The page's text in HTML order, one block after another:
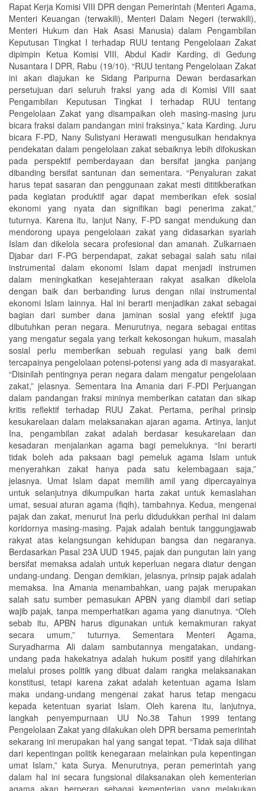
Rapat Kerja Komisi VIII DPR dengan Pemerintah (Menteri Agama,
Menteri Keuangan (terwakili), Menteri Dalam Negeri (terwakili),
Menteri Hukum dan Hak Asasi Manusia) dalam Pengambilan
Keputusan Tingkat I terhadap RUU tentang Pengelolaan Zakat
dipimpin Ketua Komisi VIII, Abdul Kadir Karding, di Gedung
Nusantara I DPR, Rabu (19/10). “RUU tentang Pengelolaan Zakat
ini akan diajukan ke Sidang Paripurna Dewan berdasarkan
persetujuan dari seluruh fraksi yang ada di Komisi VIII saat
Pengambilan Keputusan Tingkat I terhadap RUU tentang
Pengelolaan Zakat yang disampaikan oleh masing-masing juru
bicara fraksi dalam pandangan mini fraksinya,” kata Karding. Juru
bicara F-PD, Nany Sulistyani Herawati mengusulkan hendaknya
pendekatan dalam pengelolaan zakat sebaiknya lebih difokuskan
pada perspektif pemberdayaan dan bersifat jangka panjang
dibanding bersifat santunan dan sementara. “Penyaluran zakat
harus tepat sasaran dan penggunaan zakat mesti dititikberatkan
pada kegiatan produktif agar dapat memberikan efek sosial
ekonomi yang nyata dan signifikan bagi penerima zakat,”
tuturnya. Karena itu, lanjut Nany, F-PD sangat mendukung dan
mendorong upaya pengelolaan zakat yang didasarkan syariah
Islam dan dikelola secara profesional dan amanah. Zulkarnaen
Djabar dari F-PG berpendapat, zakat sebagai salah satu nilai
instrumental dalam ekonomi Islam dapat menjadi instrumen
dalam meningkatkan kesejahteraan rakyat asalkan dikelola
dengan baik dan berbanding lurus dengan nilai instrumental
ekonomi Islam lainnya. Hal ini berarti menjadikan zakat sebagai
bagian dari sumber dana jaminan sosial yang efektif juga
dibutuhkan peran negara. Menurutnya, negara sebagai entitas
yang mengatur segala yang terkait kekosongan hukum, masalah
sosial perlu memberikan sebuah regulasi yang baik demi
tercapainya pengelolaan potensi-potensi yang ada di masyarakat.
“Disinilah pentingnya peran negara dalam mengatur pengelolaan
zakat,” jelasnya. Sementara Ina Amania dari F-PDI Perjuangan
dalam pandangan fraksi mininya memberikan catatan dan sikap
kritis reflektif terhadap RUU Zakat. Pertama, perihal prinsip
kesukarelaan dalam melaksanakan ajaran agama. Artinya, lanjut
Ina, pengambilan zakat adalah berdasar kesukarelaan dan
kesadaran menjalankan agama bagi pemeluknya. “Ini berarti
tidak boleh ada paksaan bagi pemeluk agama Islam untuk
menyerahkan zakat hanya pada satu kelembagaan saja,”
jelasnya. Umat Islam dapat memilih amil yang dipercayainya
untuk selanjutnya dikumpulkan harta zakat untuk kemaslahan
umat, sesuai aturan agama (fiqih), tambahnya. Kedua, mengenai
pajak dan zakat, menurut Ina perlu didudukkan perihal ini dalam
koridornya masing-masing. Pajak adalah bentuk tanggungjawab
rakyat atas kelangsungan kehidupan bangsa dan negaranya.
Berdasarkan Pasal 23A UUD 1945, pajak dan pungutan lain yang
bersifat memaksa adalah untuk keperluan negara diatur dengan
undang-undang. Dengan demikian, jelasnya, prinsip pajak adalah
memaksa. Ina Amania menambahkan, uang pajak merupakan
salah satu sumber pemasukan APBN yang diambil dari setiap
wajib pajak, tanpa memperhatikan agama yang dianutnya. “Oleh
sebab itu, APBN harus digunakan untuk kemakmuran rakyat
secara umum,” tuturnya. Sementara Menteri Agama,
Suryadharma Ali dalam sambutannya mengatakan, undang-
undang pada hakekatnya adalah hukum positif yang dilahirkan
melalui proses politik yang dibuat dalam rangka melaksanakan
konstitusi, tetapi karena zakat adalah ketentuan agama Islam
maka undang-undang mengenai zakat harus tetap mengacu
kepada ketentuan syariat Islam. Oleh karena itu, lanjutnya,
langkah penyempurnaan UU No.38 Tahun 1999 tentang
Pengelolaan Zakat yang dilakukan oleh DPR bersama pemerintah
sekarang ini merupakan hal yang sangat tepat. “Tidak saja dilihat
dari kepentingan politik kenegaraan melainkan pula kepentingan
umat Islam,” kata Surya. Menurutnya, peran pemerintah yang
dalam hal ini secara fungsional dilaksanakan oleh kementerian
agama akan berperan sebagai kementerian yang melakukan